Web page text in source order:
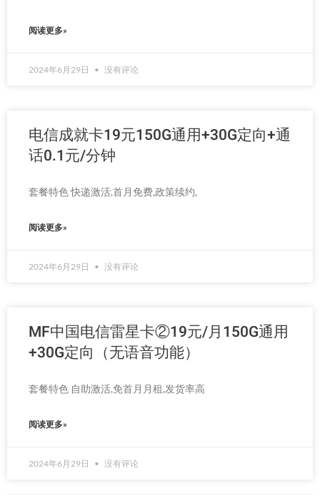
阅读更多»
2024年6月29日 没有评论
电信成就卡19元150G通用+30G定向+通
话0.1元/分钟
套餐特色 快递激活,首月免费,政策续约,
阅读更多»
2024年6月29日 没有评论
MF中国电信雷星卡②19元/月150G通用
+30G定向（无语音功能）
套餐特色 自助激活,免首月月租,发货率高
阅读更多»
2024年6月29日 没有评论